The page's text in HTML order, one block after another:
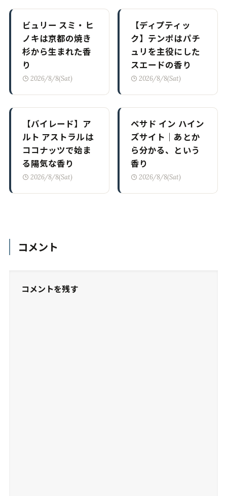
ビュリー スミ・ヒ
ノキは京都の焼き
杉から生まれた香
り
2026/8/8(Sat)
【ディプティッ
ク】テンポはパチ
ュリを主役にした
スエードの香り
2026/8/8(Sat)
【バイレード】ア
ルト アストラルは
ココナッツで始ま
る陽気な香り
2026/8/8(Sat)
ペサド イン ハイン
ズサイト｜あとか
ら分かる、という
香り
2026/8/8(Sat)
コメント
コメントを残す